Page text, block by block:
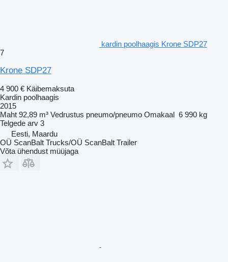
kardin poolhaagis Krone SDP27
7
Krone SDP27
4 900 € Käibemaksuta
Kardin poolhaagis
2015
Maht 92,89 m³ Vedrustus pneumo/pneumo Omakaal 6 990 kg
Telgede arv 3
Eesti, Maardu
OÜ ScanBalt Trucks/OÜ ScanBalt Trailer
Võta ühendust müüjaga